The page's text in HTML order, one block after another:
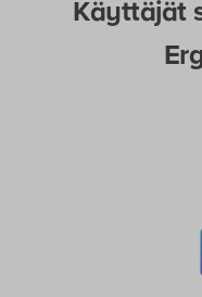
Käyttäjät